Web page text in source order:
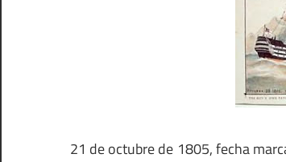
21 de octubre de 1805, fecha